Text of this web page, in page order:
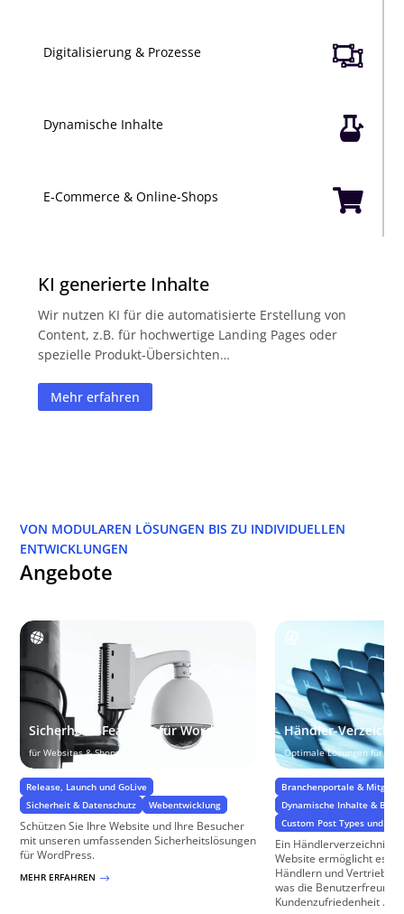

Digitalisierung & Prozesse

Dynamische Inhalte

E-Commerce & Online-Shops
KI generierte Inhalte
Wir nutzen KI für die automatisierte Erstellung von
Content, z.B. für hochwertige Landing Pages oder
spezielle Produkt-Übersichten…
Mehr erfahren
VON MODULAREN LÖSUNGEN BIS ZU INDIVIDUELLEN
ENTWICKLUNGEN
Angebote
Sicherheits-Features für WordPress
für Websites & Shops
Release, Launch und GoLive
Sicherheit & Datenschutz
Webentwicklung
Schützen Sie Ihre Website und Ihre Besucher
mit unseren umfassenden Sicherheitslösungen
für WordPress.
MEHR ERFAHREN $
Händler-
Optimale Lösungen für
Branchenportale &
Dynamische Inhalte &
Custom Post Types und
Ein Händlerverzeichnis
Website ermöglicht es
Händlern und
was die
Kundenzufriedenheit ...